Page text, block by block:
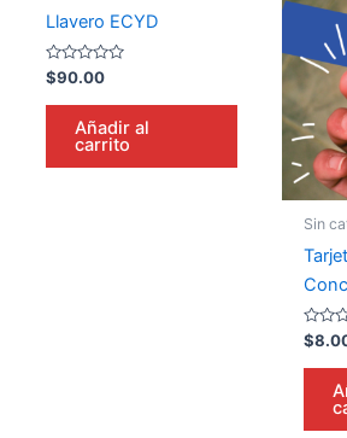
Llavero ECYD
Valorado
en
0
$90.00
Añadir al
carrito
Sin
en
0
$